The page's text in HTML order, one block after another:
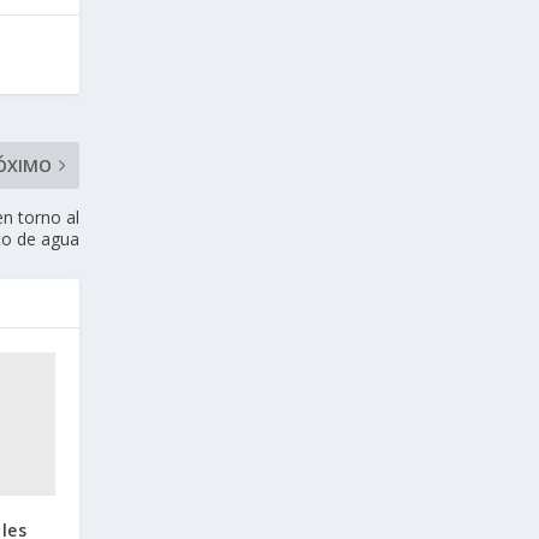
torno al
de agua